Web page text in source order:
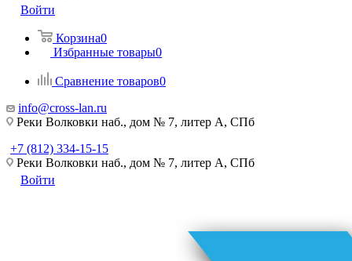
Войти
Корзина0
Избранные товары0
Сравнение товаров0
info@cross-lan.ru
Реки Волковки наб., дом № 7, литер А, СПб
+7 (812) 334-15-15
Реки Волковки наб., дом № 7, литер А, СПб
Войти